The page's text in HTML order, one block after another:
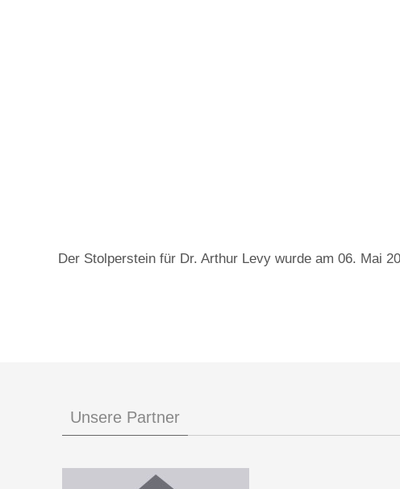
Der Stolperstein für Dr. Arthur Levy wurde am 06. Mai
Unsere Partner